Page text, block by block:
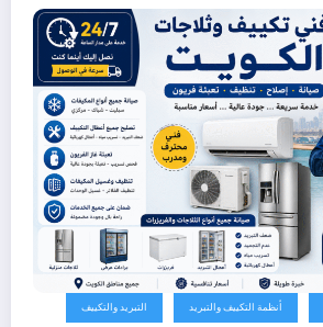
أنظمة التكييف والتبريد التبريد والتكييف